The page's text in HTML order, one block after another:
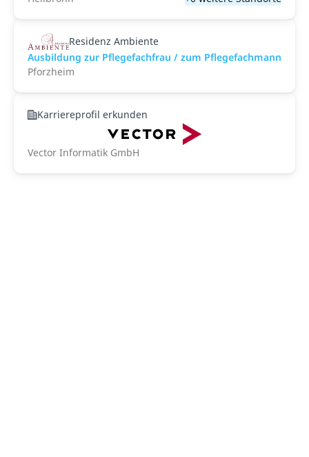
Residenz Ambiente
Ausbildung zur Pflegefachfrau / zum Pflegefachmann
Pforzheim
Karriereprofil erkunden
Vector Informatik GmbH